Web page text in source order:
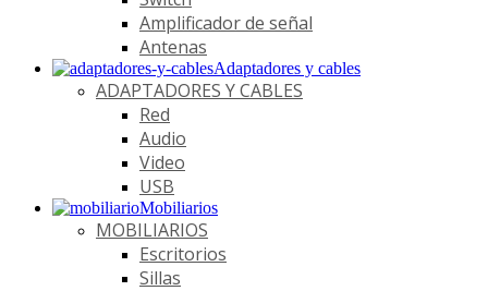
Amplificador de señal
Antenas
Adaptadores y cables
ADAPTADORES Y CABLES
Red
Audio
Video
USB
Mobiliarios
MOBILIARIOS
Escritorios
Sillas